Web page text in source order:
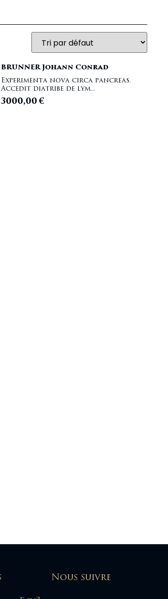
BRUNNER Johann Conrad
Experimenta nova circa pancreas.
Accedit diatribe de lym...
3000,00€
Nous suivre